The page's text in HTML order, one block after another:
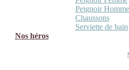
Peignoir Homme
Chaussons
Serviette de bain
Nos héros